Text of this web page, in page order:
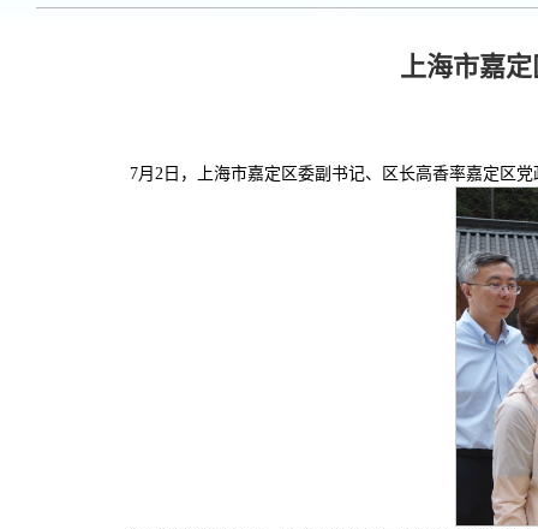
上海市嘉
7月2日，上海市嘉定区委副书记、区长高香率嘉定区